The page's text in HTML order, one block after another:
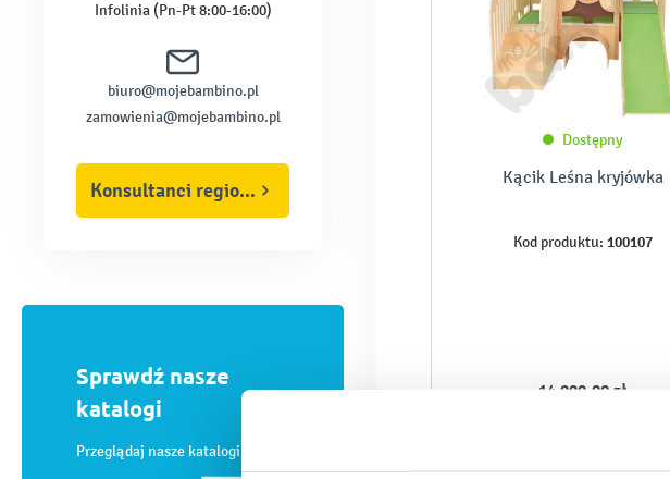
Infolinia (Pn-Pt 8:00-16:00)
biuro@mojebambino.pl
zamowienia@mojebambino.pl
Konsultanci regionalni
Sprawdź nasze
katalogi
Przeglądaj nasze katalogi online
Dostępny
Kącik Leśna kryjówka
Kod produktu: 100107
14 999,90 zł